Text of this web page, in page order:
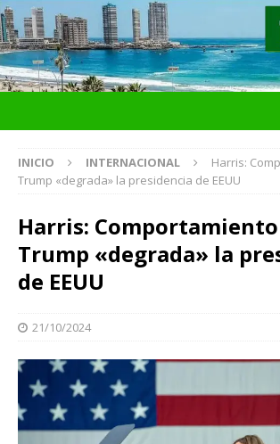
INICIO INTERNACIONAL
Harris:
Trump «degrada» la presidencia de EEUU
Harris:
Trump «degrada» la
de EEUU
21/10/2024